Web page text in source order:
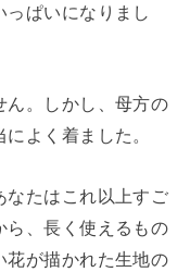
っぱいになりまし
ん。しかし、母方の
よく着ました。
なたはこれ以上すご
ら、長く使えるもの
花が描かれた生地の